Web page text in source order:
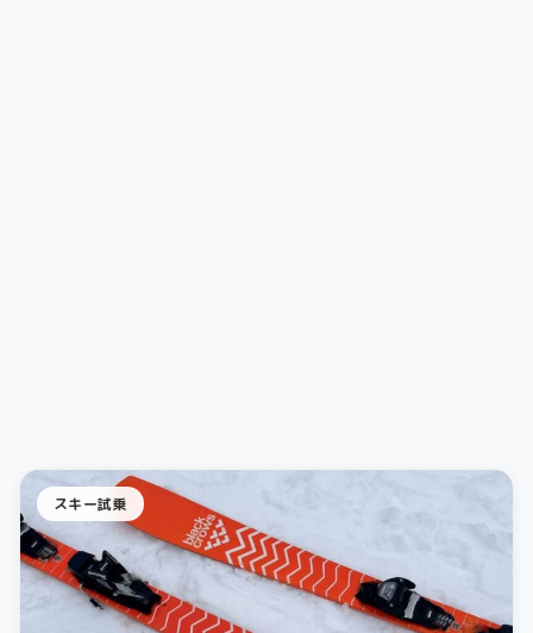
スキー試乗